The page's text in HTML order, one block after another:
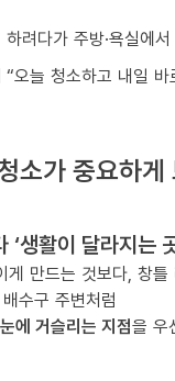
려다가 주방·욕실에
“오늘 청소하고 내일
소가 중요하게
‘생활이 달라지는
게 만드는 것보다, 창
수구 주변처럼
에 거슬리는 지점을 우